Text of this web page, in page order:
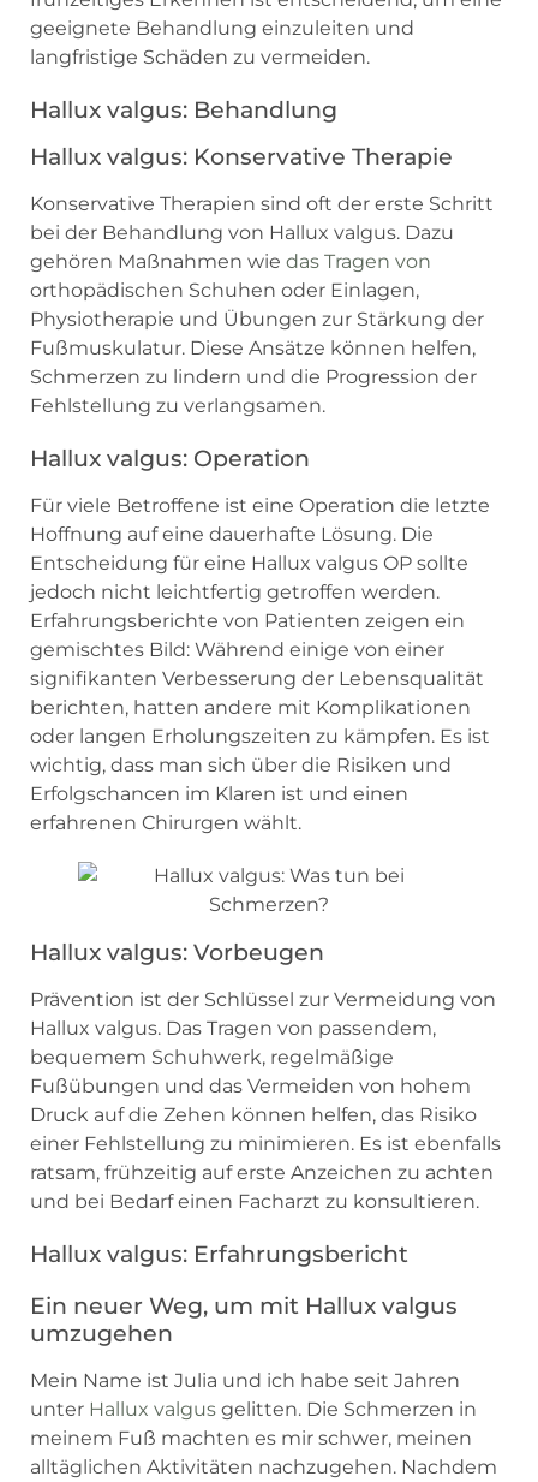
geeignete Behandlung einzuleiten und
langfristige Schäden zu vermeiden.
Hallux valgus: Behandlung
Hallux valgus: Konservative Therapie
Konservative Therapien sind oft der erste Schritt
bei der Behandlung von Hallux valgus. Dazu
gehören Maßnahmen wie das Tragen von
orthopädischen Schuhen oder Einlagen,
Physiotherapie und Übungen zur Stärkung der
Fußmuskulatur. Diese Ansätze können helfen,
Schmerzen zu lindern und die Progression der
Fehlstellung zu verlangsamen.
Hallux valgus: Operation
Für viele Betroffene ist eine Operation die letzte
Hoffnung auf eine dauerhafte Lösung. Die
Entscheidung für eine Hallux valgus OP sollte
jedoch nicht leichtfertig getroffen werden.
Erfahrungsberichte von Patienten zeigen ein
gemischtes Bild: Während einige von einer
signifikanten Verbesserung der Lebensqualität
berichten, hatten andere mit Komplikationen
oder langen Erholungszeiten zu kämpfen. Es ist
wichtig, dass man sich über die Risiken und
Erfolgschancen im Klaren ist und einen
erfahrenen Chirurgen wählt.
Hallux valgus: Vorbeugen
Prävention ist der Schlüssel zur Vermeidung von
Hallux valgus. Das Tragen von passendem,
bequemem Schuhwerk, regelmäßige
Fußübungen und das Vermeiden von hohem
Druck auf die Zehen können helfen, das Risiko
einer Fehlstellung zu minimieren. Es ist ebenfalls
ratsam, frühzeitig auf erste Anzeichen zu achten
und bei Bedarf einen Facharzt zu konsultieren.
Hallux valgus: Erfahrungsbericht
Ein neuer Weg, um mit Hallux valgus
umzugehen
Mein Name ist Julia und ich habe seit Jahren
unter Hallux valgus gelitten. Die Schmerzen in
meinem Fuß machten es mir schwer, meinen
alltäglichen Aktivitäten nachzugehen. Nachdem